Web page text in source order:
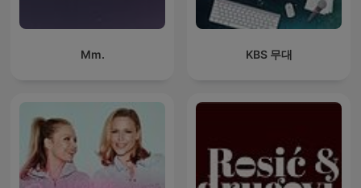
Mm. KBS 무대